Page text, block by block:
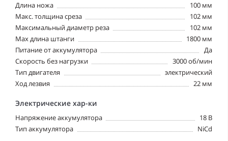
Длина ножа
100 мм
Макс. толщина среза
102 мм
Максимальный диаметр реза
102 мм
Мах длина штанги
1800 мм
Питание от аккумулятора
Да
Скорость без нагрузки
3000 об/мин
Тип двигателя
электрический
Ход лезвия
22 мм
Электрические хар-ки
Напряжение аккумулятора
18 В
Тип аккумулятора
NiCd